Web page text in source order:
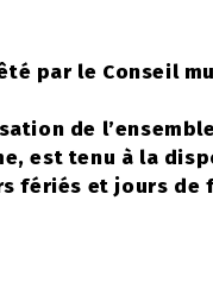
par le Conseil
de
est tenu à la
fériés et jours de